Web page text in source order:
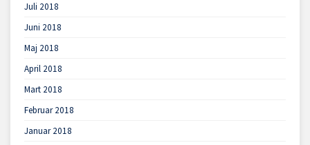
Juli 2018
Juni 2018
Maj 2018
April 2018
Mart 2018
Februar 2018
Januar 2018